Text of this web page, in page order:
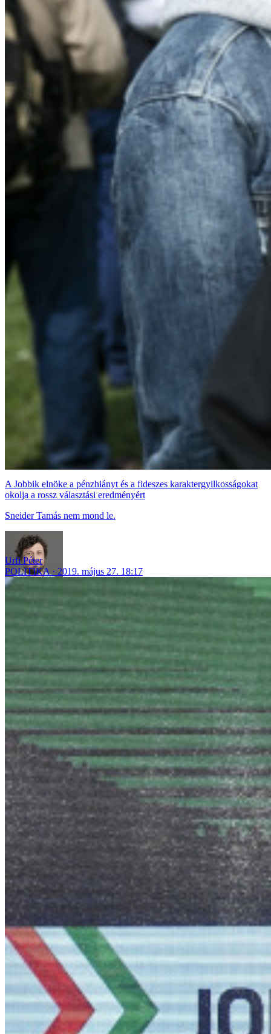
A Jobbik elnöke a pénzhiányt és a fideszes karaktergyilkosságokat
okolja a rossz választási eredményért
Sneider Tamás nem mond le.
Urfi Péter
POLITIKA
2019. május 27. 18:17